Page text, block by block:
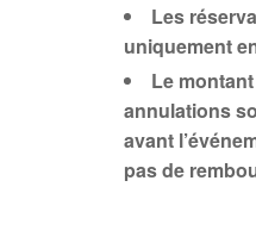
Les
uniquement
Le montant
annulations
avant
pas de